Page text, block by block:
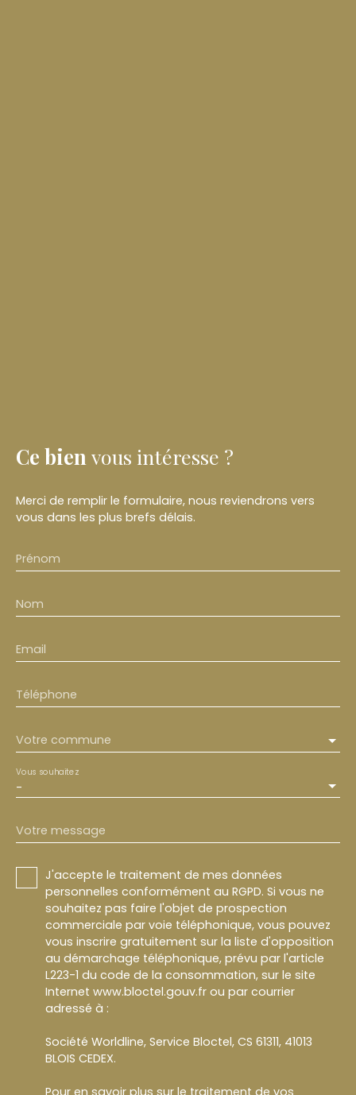
Ce bien vous intéresse ?
Merci de remplir le formulaire, nous reviendrons vers
vous dans les plus brefs délais.
Prénom
Nom
Email
Téléphone
Votre commune
-
Vous souhaitez
Votre message
J'accepte le traitement de mes données
personnelles conformément au RGPD. Si vous ne
souhaitez pas faire l'objet de prospection
commerciale par voie téléphonique, vous pouvez
vous inscrire gratuitement sur la liste d'opposition
au démarchage téléphonique, prévu par l'article
L223-1 du code de la consommation, sur le site
Internet www.bloctel.gouv.fr ou par courrier
adressé à :
Société Worldline, Service Bloctel, CS 61311, 41013
BLOIS CEDEX.